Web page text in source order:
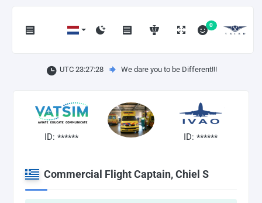
0
UTC 23:27:29 We dare you to be Different!!!
ID: ****** ID: ******
Commercial Flight Captain, Chiel S